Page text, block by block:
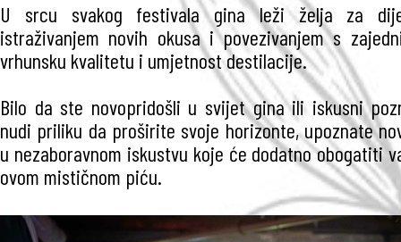
U srcu svakog festivala gina leži želja za
istraživanjem novih okusa i povezivanjem s
vrhunsku kvalitetu i umjetnost destilacije.
Bilo da ste novopridošli u svijet gina ili iskusni
nudi priliku da proširite svoje horizonte, upoznate
u nezaboravnom iskustvu koje će dodatno obogatiti
ovom mističnom piću.